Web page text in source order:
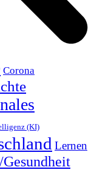
Corona
(KI)
Lernen